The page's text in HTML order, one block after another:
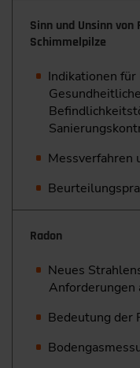
Sinn und Unsinn
Schimmelpilze
Indikationen
Messverfahren
Radon
Neues
Anforderungen
Bedeutung der